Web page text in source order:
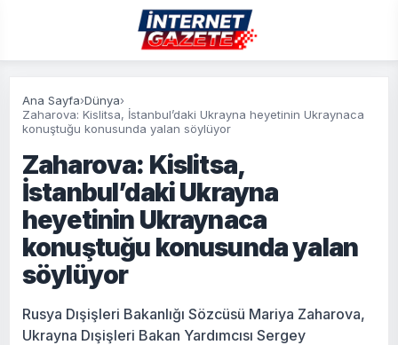
Ana Sayfa›Dünya›
Zaharova: Kislitsa, İstanbul’daki Ukrayna heyetinin Ukraynaca
konuştuğu konusunda yalan söylüyor
Zaharova: Kislitsa,
İstanbul’daki Ukrayna
heyetinin Ukraynaca
konuştuğu konusunda yalan
söylüyor
Rusya Dışişleri Bakanlığı Sözcüsü Mariya Zaharova,
Ukrayna Dışişleri Bakan Yardımcısı Sergey